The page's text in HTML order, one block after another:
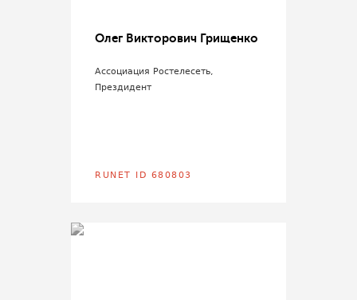
Олег Викторович Грищенко
Ассоциация Ростелесеть,
Прездидент
RUNET ID 680803